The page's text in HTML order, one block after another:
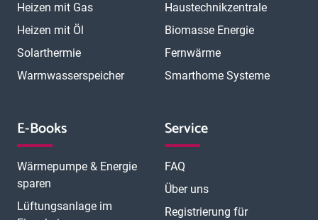
Heizen mit Gas
Heizen mit Öl
Solarthermie
Warmwasserspeicher
Haustechnikzentrale
Biomasse Energie
Fernwärme
Smarthome Systeme
E-Books
Wärmepumpe & Energie
sparen
Lüftungsanlage im
Service
FAQ
Über uns
Registrierung für